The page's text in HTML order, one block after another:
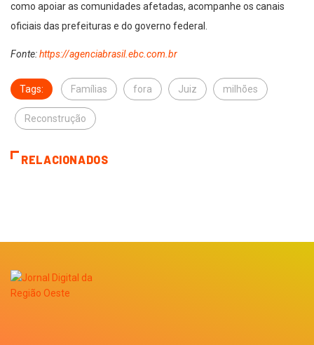
como apoiar as comunidades afetadas, acompanhe os canais
oficiais das prefeituras e do governo federal.
Fonte:https://agenciabrasil.ebc.com.br
Tags: Famílias fora Juiz milhões
Reconstrução
RELACIONADOS